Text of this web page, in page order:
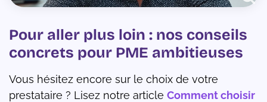
Pour aller plus loin : nos conseils
concrets pour PME ambitieuses
Vous hésitez encore sur le choix de votre
prestataire ? Lisez notre article Comment choisir